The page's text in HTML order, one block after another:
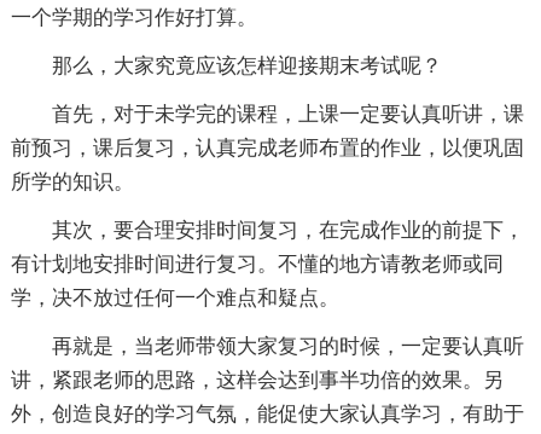
一个学期的学习作好打算。
那么，大家究竟应该怎样迎接期末考试呢？
首先，对于未学完的课程，上课一定要认真听讲，课
前预习，课后复习，认真完成老师布置的作业，以便巩固
所学的知识。
其次，要合理安排时间复习，在完成作业的前提下，
有计划地安排时间进行复习。不懂的地方请教老师或同
学，决不放过任何一个难点和疑点。
再就是，当老师带领大家复习的时候，一定要认真听
讲，紧跟老师的思路，这样会达到事半功倍的效果。另
外，创造良好的学习气氛，能促使大家认真学习，有助于